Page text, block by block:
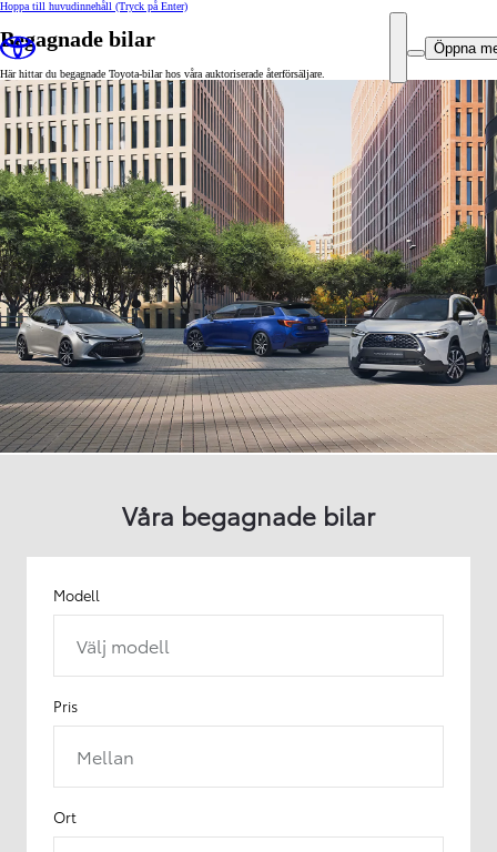
Hoppa till huvudinnehåll (Tryck på Enter)
Öppna
Begagnade bilar
Här hittar du begagnade Toyota-bilar hos våra auktoriserade återförsäljare.
Våra begagnade bilar
Modell
Välj modell
Pris
Mellan
Ort